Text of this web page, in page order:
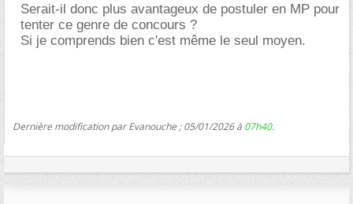
Serait-il donc plus avantageux de postuler en MP pour
tenter ce genre de concours ?
Si je comprends bien c'est même le seul moyen.
Dernière modification par Evanouche ; 05/01/2026 à 07h40.